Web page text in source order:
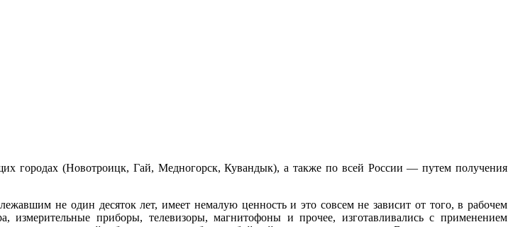
городах (Новотроицк, Гай, Медногорск, Кувандык), а также по всей России — путем получения
не один десяток лет, имеет немалую ценность и это совсем не зависит от того, в рабочем
измерительные приборы, телевизоры, магнитофоны и прочее, изготавливались с применением